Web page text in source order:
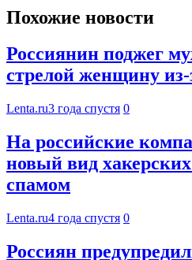
Похожие новости
Россиянин поджег
стрелой женщину из-
Lenta.ru3 года спустя 0
На российские
новый вид
спамом
Lenta.ru4 года спустя 0
Россиян